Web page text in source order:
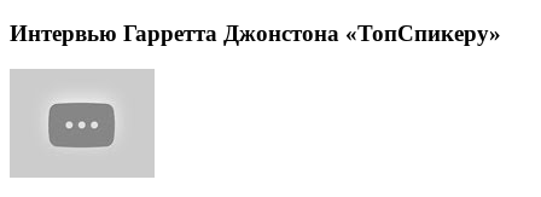
Интервью Гарретта Джонстона «ТопСпикеру»